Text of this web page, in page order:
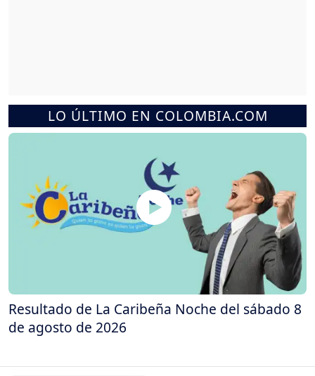
LO ÚLTIMO EN COLOMBIA.COM
Resultado de La Caribeña Noche del sábado 8
de agosto de 2026